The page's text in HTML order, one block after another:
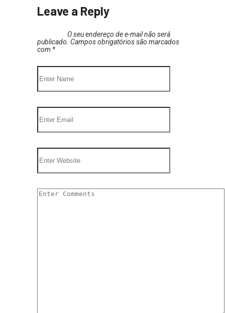
Leave a Reply
O seu endereço de e-mail não será
publicado. Campos obrigatórios são marcados
com *